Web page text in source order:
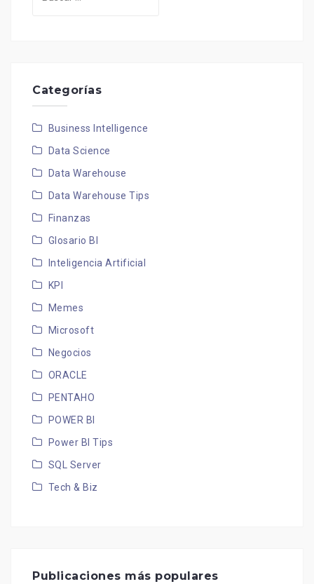
Categorías
Business Intelligence
Data Science
Data Warehouse
Data Warehouse Tips
Finanzas
Glosario BI
Inteligencia Artificial
KPI
Memes
Microsoft
Negocios
ORACLE
PENTAHO
POWER BI
Power BI Tips
SQL Server
Tech & Biz
Publicaciones más populares